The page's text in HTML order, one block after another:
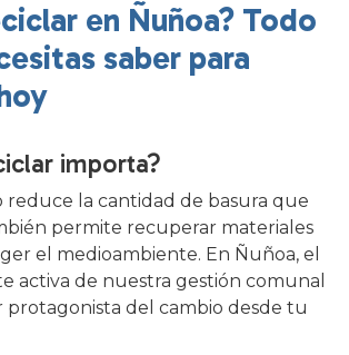
en Ñuñoa? Todo
saber para
importa?
reduce la cantidad de basura que
permite recuperar materiales
el medioambiente. En Ñuñoa, el
activa de nuestra gestión comunal
protagonista del cambio desde tu